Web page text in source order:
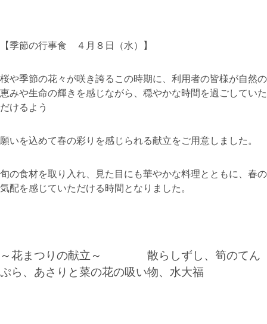
【季節の行事食 ４月８日（水）】
桜や季節の花々が咲き誇るこの時期に、利用者の皆様が自然の
恵みや生命の輝きを感じながら、穏やかな時間を過ごしていた
だけるよう
願いを込めて春の彩りを感じられる献立をご用意しました。
旬の食材を取り入れ、見た目にも華やかな料理とともに、春の
気配を感じていただける時間となりました。
～花まつりの献立～ 散らしずし、筍のてん
ぷら、あさりと菜の花の吸い物、水大福